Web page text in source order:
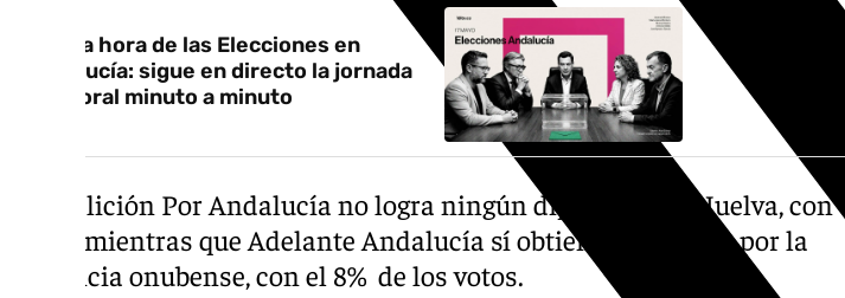
Última hora de las Elecciones en
Andalucía: sigue en directo la jornada
electoral minuto a minuto
La coalición Por Andalucía no logra ningún diputado por Huelva, con
5,56%, mientras que Adelante Andalucía sí obtiene un escaño por la
provincia onubense, con el 8% de los votos.